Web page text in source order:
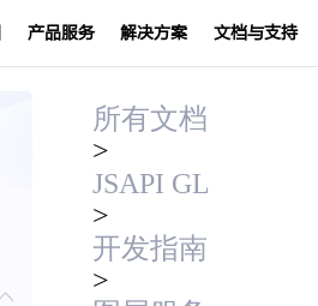
产品服务 解决方案 文档与支持
所有文档
>
JSAPI GL
>
开发指南
>